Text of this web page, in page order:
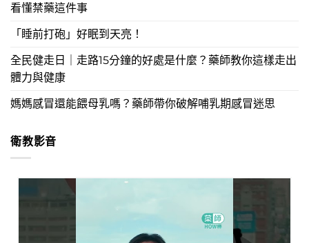
看懂禁藥這件事
「睡前打砲」好眠到天亮！
全民健走日｜走路15分鐘的好處是什麼？藥師教你這樣走出
體力與健康
媽媽感冒還能餵母乳嗎？藥師帶你破解哺乳期感冒迷思
衛教影音